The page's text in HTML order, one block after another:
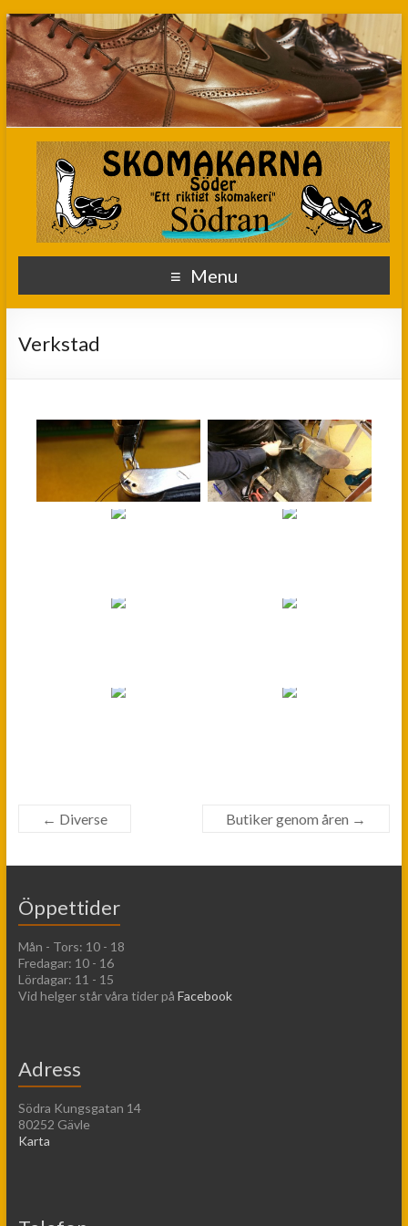
Menu
Verkstad
← Diverse Butiker genom åren →
Öppettider
Mån - Tors: 10 - 18
Fredagar: 10 - 16
Lördagar: 11 - 15
Vid helger står våra tider på Facebook
Adress
Södra Kungsgatan 14
80252 Gävle
Karta